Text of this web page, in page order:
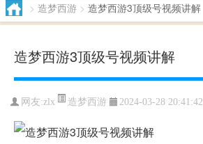
> 造梦西游 > 造梦西游3顶级号视频讲解
造梦西游3顶级号视频讲解
网友:zlx 造梦西游 2024-03-28 20:41:42